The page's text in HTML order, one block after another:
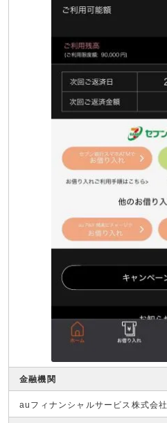
金融機関
auフィナンシャルサービス株式会社